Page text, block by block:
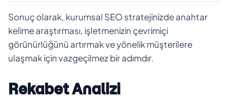
Sonuç olarak, kurumsal SEO stratejinizde anahtar
kelime araştırması, işletmenizin çevrimiçi
görünürlüğünü artırmak ve yönelik müşterilere
ulaşmak için vazgeçilmez bir adımdır.
Rekabet Analizi